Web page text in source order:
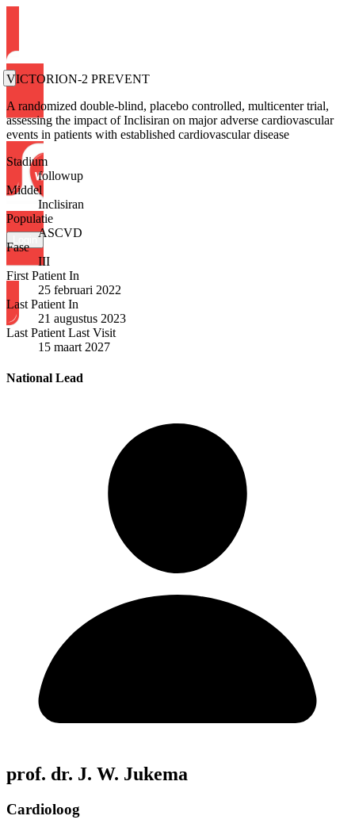
VICTORION-2 PREVENT
A randomized double-blind, placebo controlled, multicenter trial,
assessing the impact of Inclisiran on major adverse cardiovascular
events in patients with established cardiovascular disease
Stadium
followup
Middel
Inclisiran
Populatie
ASCVD
Fase
III
First Patient In
25 februari 2022
Last Patient In
21 augustus 2023
Last Patient Last Visit
15 maart 2027
National Lead
prof. dr. J. W. Jukema
Cardioloog